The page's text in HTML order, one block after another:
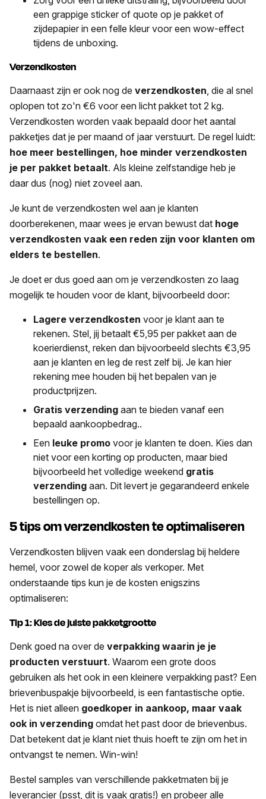
een grappige sticker of quote op je pakket of
zijdepapier in een felle kleur voor een wow-effect
tijdens de unboxing.
Verzendkosten
Daarnaast zijn er ook nog de verzendkosten, die al snel
oplopen tot zo'n €6 voor een licht pakket tot 2 kg.
Verzendkosten worden vaak bepaald door het aantal
pakketjes dat je per maand of jaar verstuurt. De regel luidt:
hoe meer bestellingen, hoe minder verzendkosten
je per pakket betaalt. Als kleine zelfstandige heb je
daar dus (nog) niet zoveel aan.
Je kunt de verzendkosten wel aan je klanten
doorberekenen, maar wees je ervan bewust dat hoge
verzendkosten vaak een reden zijn voor klanten om
elders te bestellen.
Je doet er dus goed aan om je verzendkosten zo laag
mogelijk te houden voor de klant, bijvoorbeeld door:
Lagere verzendkosten voor je klant aan te
rekenen. Stel, jij betaalt €5,95 per pakket aan de
koerierdienst, reken dan bijvoorbeeld slechts €3,95
aan je klanten en leg de rest zelf bij. Je kan hier
rekening mee houden bij het bepalen van je
productprijzen.
Gratis verzending aan te bieden vanaf een
bepaald aankoopbedrag..
Een leuke promo voor je klanten te doen. Kies dan
niet voor een korting op producten, maar bied
bijvoorbeeld het volledige weekend gratis
verzending aan. Dit levert je gegarandeerd enkele
bestellingen op.
5 tips om verzendkosten te optimaliseren
Verzendkosten blijven vaak een donderslag bij heldere
hemel, voor zowel de koper als verkoper. Met
onderstaande tips kun je de kosten enigszins
optimaliseren:
Tip 1: Kies de juiste pakketgrootte
Denk goed na over de verpakking waarin je je
producten verstuurt. Waarom een grote doos
gebruiken als het ook in een kleinere verpakking past? Een
brievenbuspakje bijvoorbeeld, is een fantastische optie.
Het is niet alleen goedkoper in aankoop, maar vaak
ook in verzending omdat het past door de brievenbus.
Dat betekent dat je klant niet thuis hoeft te zijn om het in
ontvangst te nemen. Win-win!
Bestel samples van verschillende pakketmaten bij je
leverancier (psst, dit is vaak gratis!) en probeer alle